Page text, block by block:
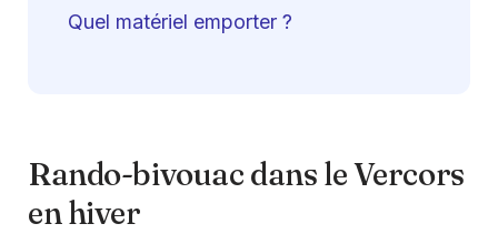
Quel matériel emporter ?
Rando-bivouac dans le Vercors
en hiver